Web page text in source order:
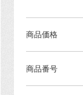
商品価格
商品番号